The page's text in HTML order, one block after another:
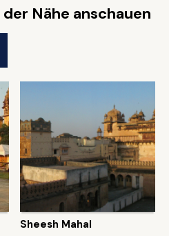
Nähe anschauen
Sheesh Mahal